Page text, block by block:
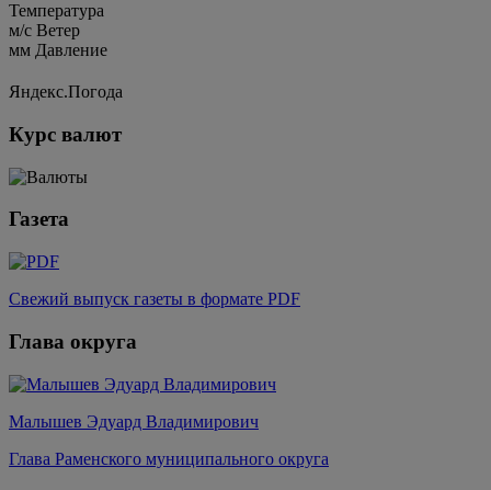
Температура
м/c Ветер
мм Давление
Яндекс.Погода
Курс валют
Газета
Свежий выпуск газеты в формате PDF
Глава округа
Малышев Эдуард Владимирович
Глава Раменского муниципального округа